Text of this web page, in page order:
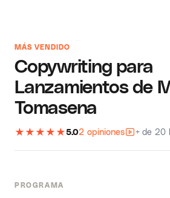
MÁS VENDIDO
Copywriting para
Lanzamientos de
Tomasena
★ ★ ★ ★ ★5.02 opiniones + de 20
PROGRAMA